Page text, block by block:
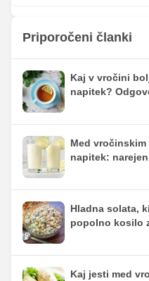
Priporočeni članki
Kaj v vročini
napitek?
Med
napitek:
Hladna solata,
popolno kosilo
Kaj jesti med